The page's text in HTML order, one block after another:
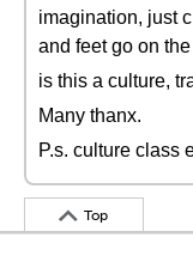
imagination, just
and feet go on
is this a culture,
Many thanx.
P.s. culture class
Top